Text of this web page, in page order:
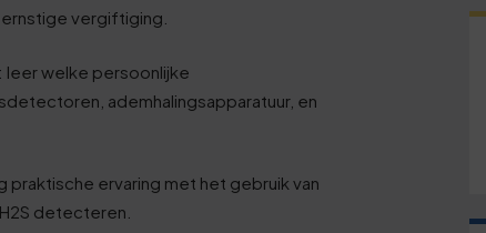
vergiftiging.
leer welke persoonlijke
ademhalingsapparatuur, en
praktische ervaring met het gebruik van
detecteren.
1
6